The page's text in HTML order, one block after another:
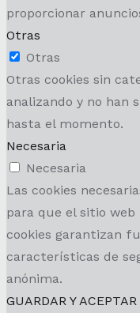
proporcionar
Otras
Otras
Otras cookies sin
analizando y no han
hasta el momento.
Necesaria
Necesaria
Las cookies
para que el sitio
cookies garantizan
características de
anónima.
GUARDAR Y ACEPTAR